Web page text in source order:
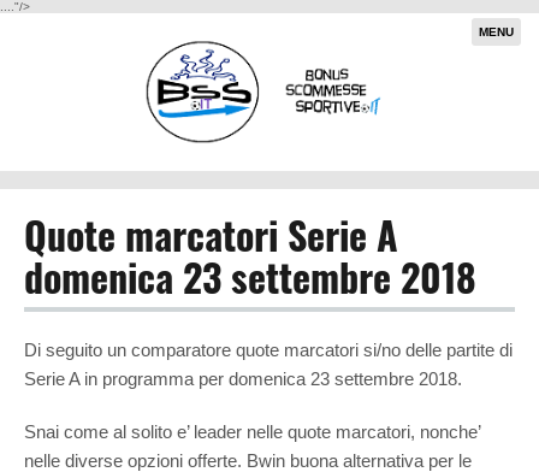
...."/>
MENU
Quote marcatori Serie A
domenica 23 settembre 2018
Di seguito un comparatore quote marcatori si/no delle partite di
Serie A in programma per domenica 23 settembre 2018.
Snai come al solito e’ leader nelle quote marcatori, nonche’
nelle diverse opzioni offerte. Bwin buona alternativa per le